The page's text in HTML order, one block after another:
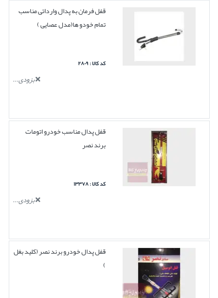
قفل فرمان به پدال وارداتی مناسب
تمام خودو ها(مدل عصایی )
کد کالا : ۲۸۰۹
بزودی...
قفل پدال مناسب خودرو اتومات
برند نصر
کد کالا : ۱۳۳۷۸
بزودی...
قفل پدال خودرو برند نصر (کلید بغل
)